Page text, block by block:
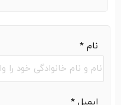
نام *
ایمیل *